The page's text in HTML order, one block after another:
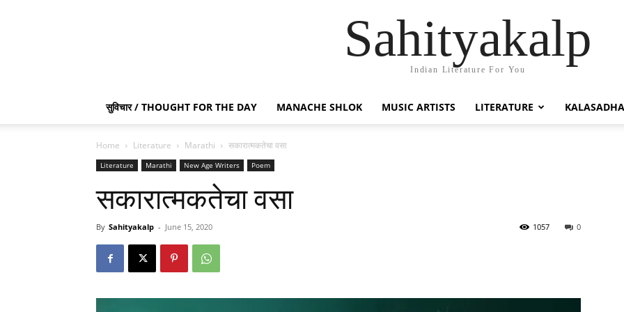
Sahityakalp
Indian Literature For You
सुविचार / THOUGHT FOR THE DAY MANACHE SHLOK MUSIC ARTISTS LITERATURE
Home Literature Marathi सकारात्मकतेचा वसा
Literature Marathi New Age Writers Poem
सकारात्मकतेचा वसा
By Sahityakalp - June 15, 2020 0
1057